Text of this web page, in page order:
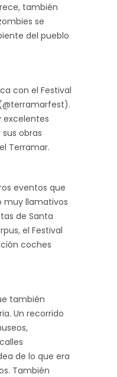
también
se
del pueblo
con el Festival
excelentes
obras
Terramar.
eventos que
muy llamativos
de Santa
el Festival
coches
también
Un recorrido
de lo que era
También